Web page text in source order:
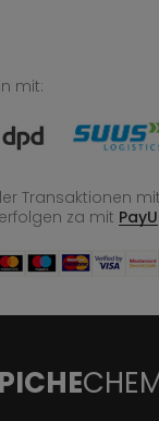
mit:
Transaktionen
erfolgen za mit PayU